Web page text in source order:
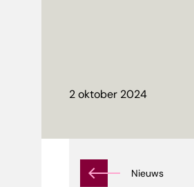
2 oktober 2024
Nieuws